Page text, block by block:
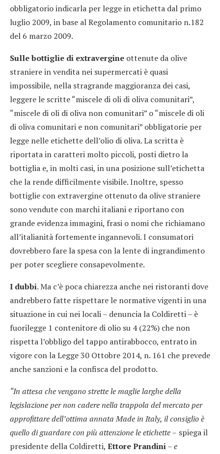
obbligatorio indicarla per legge in etichetta dal primo
luglio 2009, in base al Regolamento comunitario n.182
del 6 marzo 2009.
Sulle bottiglie di extravergine ottenute da olive
straniere in vendita nei supermercati è quasi
impossibile, nella stragrande maggioranza dei casi,
leggere le scritte “miscele di oli di oliva comunitari”,
“miscele di oli di oliva non comunitari” o “miscele di oli
di oliva comunitari e non comunitari” obbligatorie per
legge nelle etichette dell’olio di oliva. La scritta è
riportata in caratteri molto piccoli, posti dietro la
bottiglia e, in molti casi, in una posizione sull’etichetta
che la rende difficilmente visibile. Inoltre, spesso
bottiglie con extravergine ottenuto da olive straniere
sono vendute con marchi italiani e riportano con
grande evidenza immagini, frasi o nomi che richiamano
all’italianità fortemente ingannevoli. I consumatori
dovrebbero fare la spesa con la lente di ingrandimento
per poter scegliere consapevolmente.
I dubbi. Ma c’è poca chiarezza anche nei ristoranti dove
andrebbero fatte rispettare le normative vigenti in una
situazione in cui nei locali – denuncia la Coldiretti – è
fuorilegge 1 contenitore di olio su 4 (22%) che non
rispetta l’obbligo del tappo antirabbocco, entrato in
vigore con la Legge 30 Ottobre 2014, n. 161 che prevede
anche sanzioni e la confisca del prodotto.
“In attesa che vengano strette le maglie larghe della
legislazione per non cadere nella trappola del mercato per
approfittare dell’ottima annata Made in Italy, il consiglio è
quello di guardare con più attenzione le etichette – spiega il
presidente della Coldiretti, Ettore Prandini–e